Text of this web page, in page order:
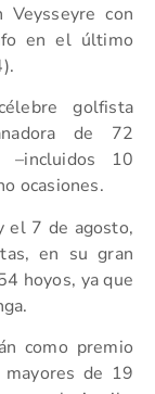
Veysseyre con
en el último
golfista
de 72
–incluidos 10
ocasiones.
el 7 de agosto,
en su gran
hoyos, ya que
como premio
mayores de 19